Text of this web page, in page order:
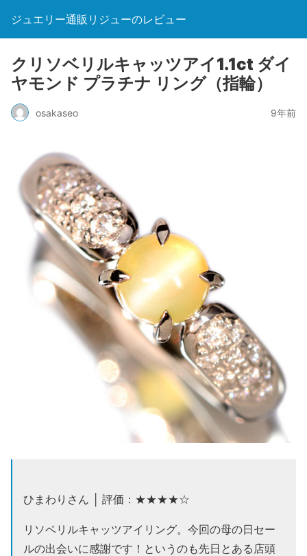
ジュエリー通販リジューのレビュー
クリソベリルキャッツアイ1.1ct ダイ
ヤモンド プラチナ リング（指輪）
osakaseo 9年前
ひまわりさん │ 評価：★★★★☆
リソベリルキャッツアイリング。今回の母の日セー
ルの出会いに感謝です！というのも先日とある店頭